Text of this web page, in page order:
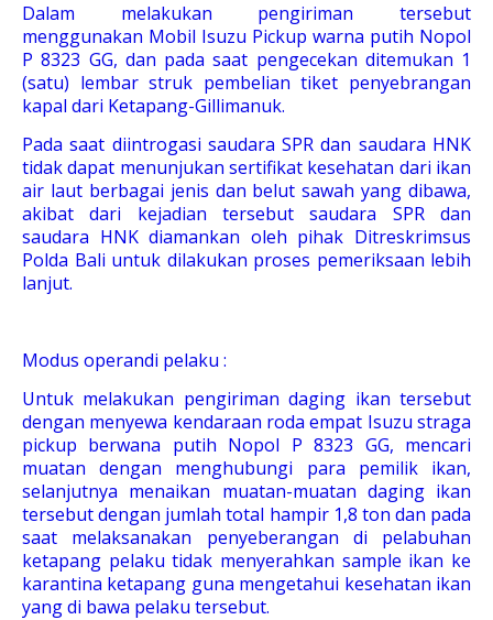
Dalam melakukan pengiriman tersebut
menggunakan Mobil Isuzu Pickup warna putih Nopol
P 8323 GG, dan pada saat pengecekan ditemukan 1
(satu) lembar struk pembelian tiket penyebrangan
kapal dari Ketapang-Gillimanuk.
Pada saat diintrogasi saudara SPR dan saudara HNK
tidak dapat menunjukan sertifikat kesehatan dari ikan
air laut berbagai jenis dan belut sawah yang dibawa,
akibat dari kejadian tersebut saudara SPR dan
saudara HNK diamankan oleh pihak Ditreskrimsus
Polda Bali untuk dilakukan proses pemeriksaan lebih
lanjut.
Modus operandi pelaku :
Untuk melakukan pengiriman daging ikan tersebut
dengan menyewa kendaraan roda empat Isuzu straga
pickup berwana putih Nopol P 8323 GG, mencari
muatan dengan menghubungi para pemilik ikan,
selanjutnya menaikan muatan-muatan daging ikan
tersebut dengan jumlah total hampir 1,8 ton dan pada
saat melaksanakan penyeberangan di pelabuhan
ketapang pelaku tidak menyerahkan sample ikan ke
karantina ketapang guna mengetahui kesehatan ikan
yang di bawa pelaku tersebut.